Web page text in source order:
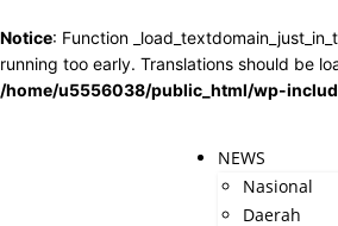
Notice: Function
running too early. Translations should be
/home/u5556038/public_html/wp-
NEWS
Nasional
Daerah